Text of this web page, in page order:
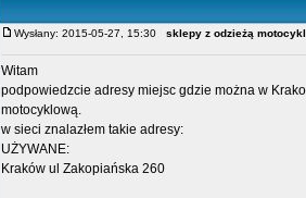
Wysłany: 2015-05-27, 15:30 sklepy z odzieżą
Witam
podpowiedzcie adresy miejsc gdzie można w
motocyklową.
w sieci znalazłem takie adresy:
UŻYWANE:
Kraków ul Zakopiańska 260